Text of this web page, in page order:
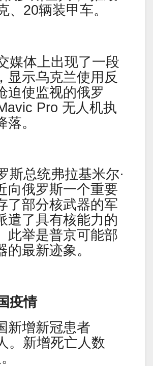
、20辆装甲车。
媒体上出现了一段
显示乌克兰使用反
迫使监视的俄罗
Pro 无人机执
。
斯总统弗拉基米尔·
向俄罗斯一个重要
了部分核武器的军
遣了具有核能力的
此举是普京可能部
的最新迹象。
疫情
新增新冠患者
。新增死亡人数